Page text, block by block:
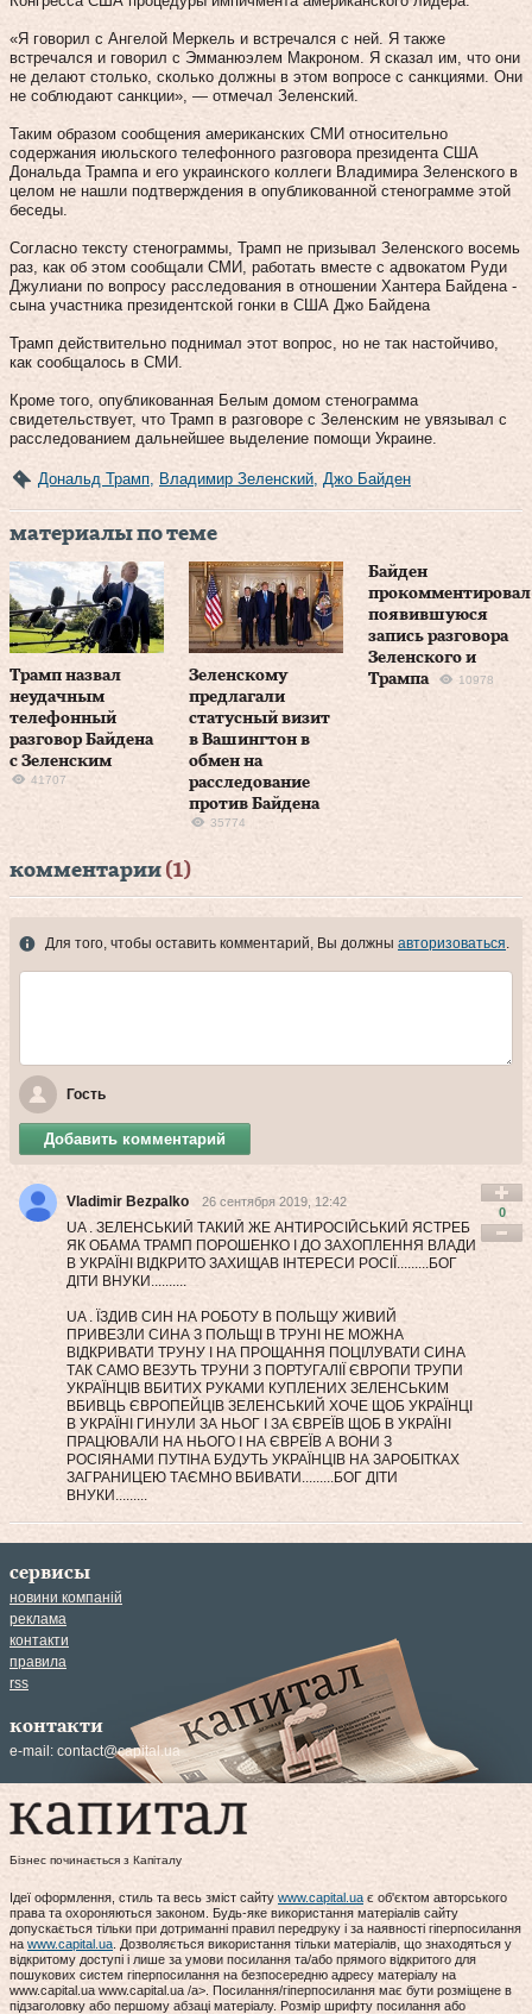
«Я говорил с Ангелой Меркель и встречался с ней. Я также
встречался и говорил с Эмманюэлем Макроном. Я сказал им, что они
не делают столько, сколько должны в этом вопросе с санкциями. Они
не соблюдают санкции», — отмечал Зеленский.
Таким образом сообщения американских СМИ относительно
содержания июльского телефонного разговора президента США
Дональда Трампа и его украинского коллеги Владимира Зеленского в
целом не нашли подтверждения в опубликованной стенограмме этой
беседы.
Согласно тексту стенограммы, Трамп не призывал Зеленского восемь
раз, как об этом сообщали СМИ, работать вместе с адвокатом Руди
Джулиани по вопросу расследования в отношении Хантера Байдена -
сына участника президентской гонки в США Джо Байдена
Трамп действительно поднимал этот вопрос, но не так настойчиво,
как сообщалось в СМИ.
Кроме того, опубликованная Белым домом стенограмма
свидетельствует, что Трамп в разговоре с Зеленским не увязывал с
расследованием дальнейшее выделение помощи Украине.
Дональд Трамп Владимир Зеленский Джо Байден
материалы по теме
Трамп назвал
неудачным
телефонный
разговор Байдена
с Зеленским
41707
Зеленскому
предлагали
статусный визит
в Вашингтон в
обмен на
расследование
против Байдена
35774
Байден
прокомментировал
появившуюся
запись разговора
Зеленского и
Трампа
10978
комментарии (1)
Для того, чтобы оставить комментарий, Вы должны авторизоваться.
Гость
Добавить комментарий
Vladimir Bezpalko 26 сентября 2019, 12:42
UA . ЗЕЛЕНСЬКИЙ ТАКИЙ ЖЕ АНТИРОСІЙСЬКИЙ ЯСТРЕБ
ЯК ОБАМА ТРАМП ПОРОШЕНКО І ДО ЗАХОПЛЕННЯ ВЛАДИ
В УКРАЇНІ ВІДКРИТО ЗАХИЩАВ ІНТЕРЕСИ РОСІЇ.........БОГ
ДІТИ ВНУКИ..........
UA . ЇЗДИВ СИН НА РОБОТУ В ПОЛЬЩУ ЖИВИЙ
ПРИВЕЗЛИ СИНА З ПОЛЬЩІ В ТРУНІ НЕ МОЖНА
ВІДКРИВАТИ ТРУНУ І НА ПРОЩАННЯ ПОЦІЛУВАТИ СИНА
ТАК САМО ВЕЗУТЬ ТРУНИ З ПОРТУГАЛІЇ ЄВРОПИ ТРУПИ
УКРАЇНЦІВ ВБИТИХ РУКАМИ КУПЛЕНИХ ЗЕЛЕНСЬКИМ
ВБИВЦЬ ЄВРОПЕЙЦІВ ЗЕЛЕНСЬКИЙ ХОЧЕ ЩОБ УКРАЇНЦІ
В УКРАЇНІ ГИНУЛИ ЗА НЬОГ І ЗА ЄВРЕЇВ ЩОБ В УКРАЇНІ
ПРАЦЮВАЛИ НА НЬОГО І НА ЄВРЕЇВ А ВОНИ З
РОСІЯНАМИ ПУТІНА БУДУТЬ УКРАЇНЦІВ НА ЗАРОБІТКАХ
ЗАГРАНИЦЕЮ ТАЄМНО ВБИВАТИ.........БОГ ДІТИ
ВНУКИ.........
0
сервисы
новини компаній
реклама
контакти
правила
rss
контакти
e-mail: contact@capital.ua
Бізнес починається з Капіталу
Ідеї оформлення, стиль та весь зміст сайту www.capital.ua є об'єктом авторського
права та охороняються законом. Будь-яке використання матеріалів сайту
допускається тільки при дотриманні правил передруку і за наявності гіперпосилання
наwww.capital.ua. Дозволяється використання тільки матеріалів, що знаходяться у
відкритому доступі і лише за умови посилання та/або прямого відкритого для
пошукових систем гіперпосилання на безпосередню адресу матеріалу на
www.capital.ua www.capital.ua /a>. Посилання/гіперпосилання має бути розміщене в
підзаголовку або першому абзаці матеріалу. Розмір шрифту посилання або